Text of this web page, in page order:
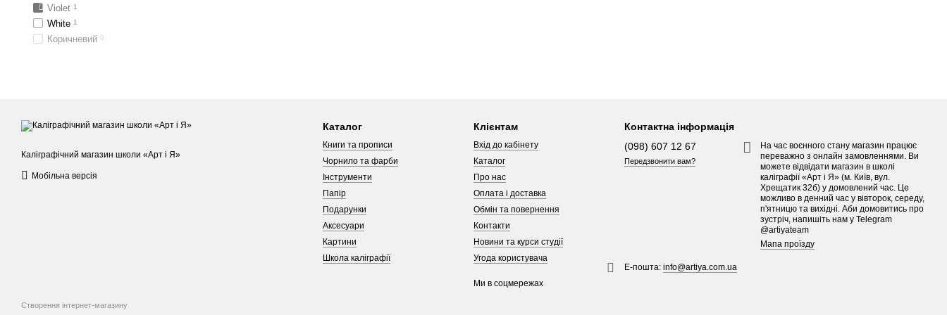
Violet 1
White 1
Коричневий 0
Каліграфічний магазин школи «Арт і Я»
Мобільна версія
Каталог
Книги та прописи
Чорнило та фарби
Інструменти
Папір
Подарунки
Аксесуари
Картини
Школа каліграфії
Клієнтам
Вхід до кабінету
Каталог
Про нас
Оплата і доставка
Обмін та повернення
Контакти
Новини та курси студії
Угода користувача
Ми в соцмережах
Контактна інформація
(098) 607 12 67
Передзвонити вам?
На час воєнного стану магазин працює
переважно з онлайн замовленнями. Ви
можете відвідати магазин в школі
каліграфії «Арт і Я» (м. Київ, вул.
Хрещатик 32б) у домовлений час. Це
можливо в денний час у вівторок, середу,
п'ятницю та вихідні. Аби домовитись про
зустріч, напишіть нам у Telegram
@artiyateam
Мапа проїзду
Е-пошта:info@artiya.com.ua
Створення інтернет-магазину